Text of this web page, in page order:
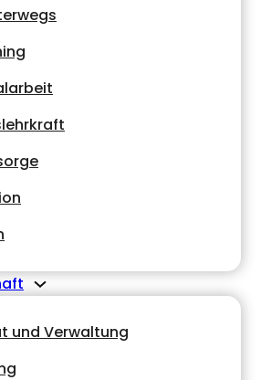
und Verwaltung